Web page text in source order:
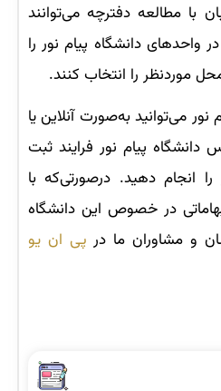
با مطالعه دفترچه می‌توانند
واحدهای دانشگاه پیام‌ نور را
موردنظر را انتخاب کنند.
می‌توانید به‌صورت آنلاین یا
پیام نور فرایند ثبت
انجام دهید. درصورتی‌که با
در خصوص این دانشگاه
و مشاوران ما در پی ان یو